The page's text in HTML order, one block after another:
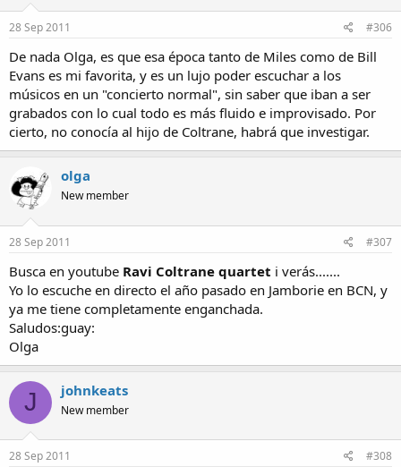
28 Sep 2011 #306
De nada Olga, es que esa época tanto de Miles como de Bill
Evans es mi favorita, y es un lujo poder escuchar a los
músicos en un "concierto normal", sin saber que iban a ser
grabados con lo cual todo es más fluido e improvisado. Por
cierto, no conocía al hijo de Coltrane, habrá que investigar.
olga
New member
28 Sep 2011 #307
Busca en youtube Ravi Coltrane quartet i verás.......
Yo lo escuche en directo el año pasado en Jamborie en BCN, y
ya me tiene completamente enganchada.
Saludos:guay:
Olga
J johnkeats
New member
28 Sep 2011 #308